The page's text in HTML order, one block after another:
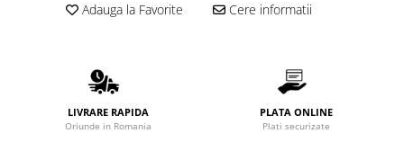
Adauga la Favorite Cere informatii
LIVRARE RAPIDA
Oriunde in Romania
PLATA ONLINE
Plati securizate